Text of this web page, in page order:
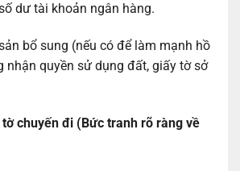
dư tài khoản ngân hàng.
bổ sung (nếu có để làm mạnh hồ
nhận quyền sử dụng đất, giấy tờ sở
chuyến đi (Bức tranh rõ ràng về